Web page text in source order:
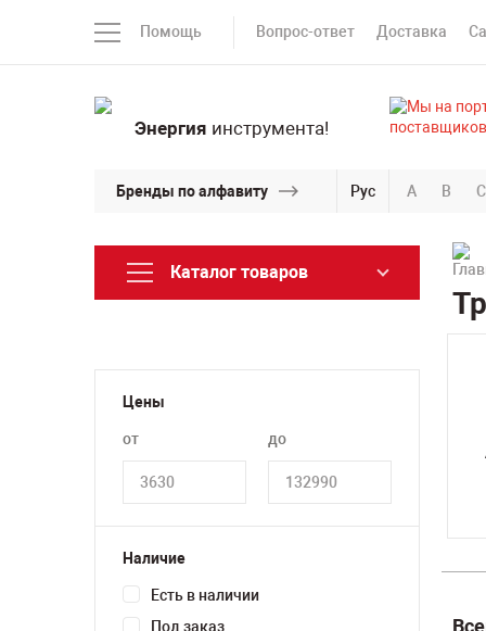
Помощь Вопрос-ответ Доставка
Энергия инструмента!
Бренды по алфавиту Рус A B C
Каталог товаров
Цены
от до
Наличие
Есть в наличии
Под заказ